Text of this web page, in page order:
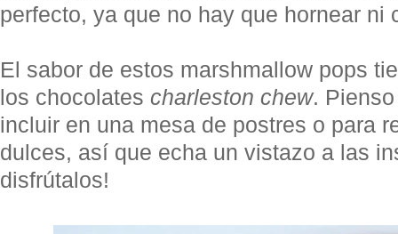
perfecto, ya que no hay que hornear ni
El sabor de estos marshmallow pops
los chocolates charleston chew.
incluir en una mesa de postres o para
dulces, así que echa un vistazo a las
disfrútalos!